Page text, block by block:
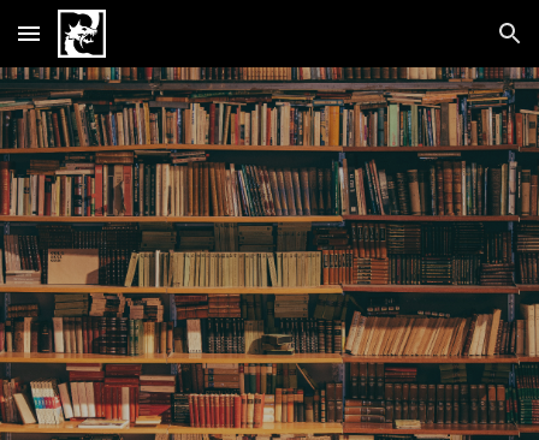
Skip to main content Skip to navigation